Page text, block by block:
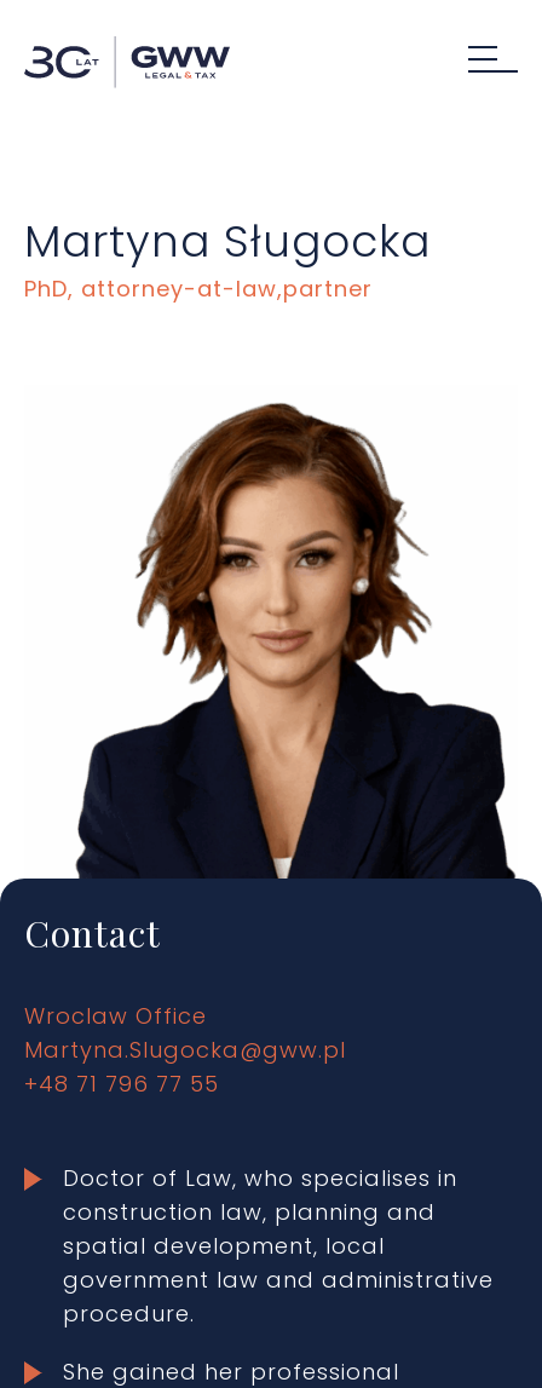
Martyna Sługocka
PhD, attorney-at-law,partner
Contact
Wroclaw Office
Martyna.Slugocka@gww.pl
+48 71 796 77 55
Doctor of Law, who specialises in
construction law, planning and
spatial development, local
government law and administrative
procedure.
She gained her professional